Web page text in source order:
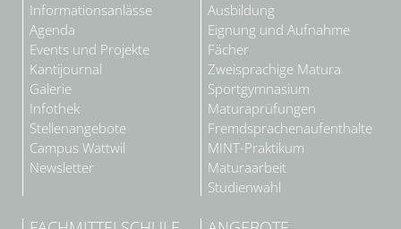
Informationsanlässe
Agenda
Events und Projekte
Kantijournal
Galerie
Infothek
Stellenangebote
Campus Wattwil
Newsletter
Ausbildung
Eignung und Aufnahme
Fächer
Zweisprachige Matura
Sportgymnasium
Maturaprüfungen
Fremdsprachenaufenthalte
MINT-Praktikum
Maturaarbeit
Studienwahl